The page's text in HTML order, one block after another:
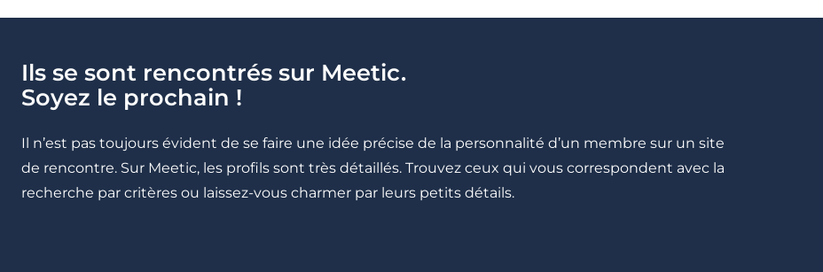
Ils se sont rencontrés sur Meetic.
Soyez le prochain !
Il n’est pas toujours évident de se faire une idée précise de la personnalité d’un membre sur un site
de rencontre. Sur Meetic, les profils sont très détaillés. Trouvez ceux qui vous correspondent avec la
recherche par critères ou laissez-vous charmer par leurs petits détails.